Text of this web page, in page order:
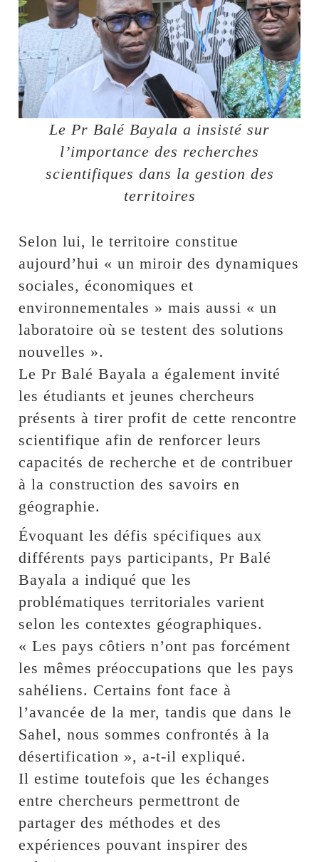
Le Pr Balé Bayala a insisté sur
l’importance des recherches
scientifiques dans la gestion des
territoires
Selon lui, le territoire constitue
aujourd’hui « un miroir des dynamiques
sociales, économiques et
environnementales » mais aussi « un
laboratoire où se testent des solutions
nouvelles ».
Le Pr Balé Bayala a également invité
les étudiants et jeunes chercheurs
présents à tirer profit de cette rencontre
scientifique afin de renforcer leurs
capacités de recherche et de contribuer
à la construction des savoirs en
géographie.
Évoquant les défis spécifiques aux
différents pays participants, Pr Balé
Bayala a indiqué que les
problématiques territoriales varient
selon les contextes géographiques.
« Les pays côtiers n’ont pas forcément
les mêmes préoccupations que les pays
sahéliens. Certains font face à
l’avancée de la mer, tandis que dans le
Sahel, nous sommes confrontés à la
désertification », a-t-il expliqué.
Il estime toutefois que les échanges
entre chercheurs permettront de
partager des méthodes et des
expériences pouvant inspirer des